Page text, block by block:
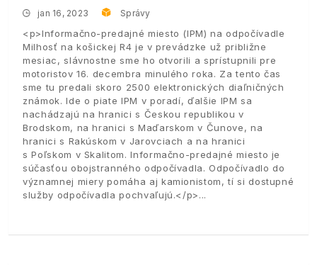
jan 16, 2023 Správy
<p>Informačno-predajné miesto (IPM) na odpočívadle
Milhosť na košickej R4 je v prevádzke už približne
mesiac, slávnostne sme ho otvorili a sprístupnili pre
motoristov 16. decembra minulého roka. Za tento čas
sme tu predali skoro 2500 elektronických diaľničných
známok. Ide o piate IPM v poradí, ďalšie IPM sa
nachádzajú na hranici s Českou republikou v
Brodskom, na hranici s Maďarskom v Čunove, na
hranici s Rakúskom v Jarovciach a na hranici
s Poľskom v Skalitom. Informačno-predajné miesto je
súčasťou obojstranného odpočívadla. Odpočívadlo do
významnej miery pomáha aj kamionistom, tí si dostupné
služby odpočívadla pochvaľujú.</p>